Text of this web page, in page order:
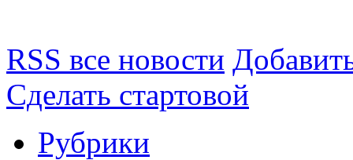
RSS все новости
Сделать стартовой
Рубрики